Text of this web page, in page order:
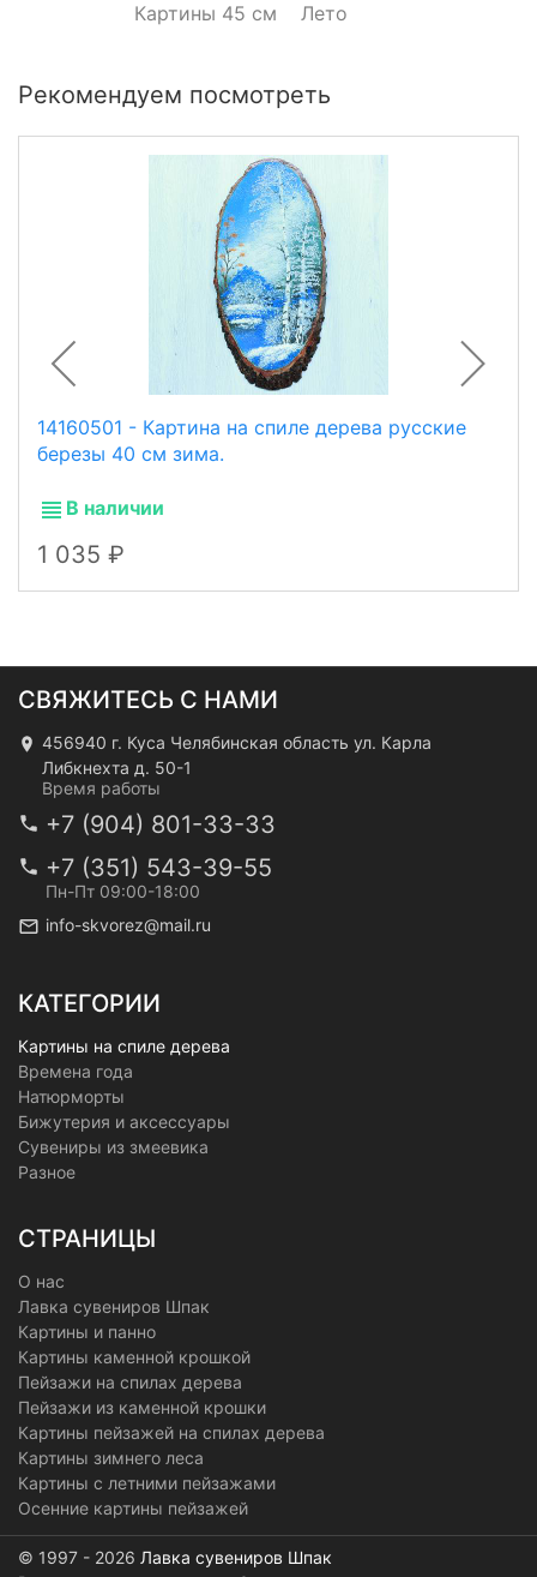
Картины 45 см
Лето
Рекомендуем посмотреть
14160501 - Картина на спиле дерева русские
березы 40 см зима.
В наличии
1 035
СВЯЖИТЕСЬ С НАМИ
456940 г. Куса Челябинская область ул. Карла
Либкнехта д. 50-1
Время работы
+7 (904) 801-33-33
+7 (351) 543-39-55
Пн-Пт 09:00-18:00
info-skvorez@mail.ru
КАТЕГОРИИ
Картины на спиле дерева
Времена года
Натюрморты
Бижутерия и аксессуары
Сувениры из змеевика
Разное
СТРАНИЦЫ
О нас
Лавка сувениров Шпак
Картины и панно
Картины каменной крошкой
Пейзажи на спилах дерева
Пейзажи из каменной крошки
Картины пейзажей на спилах дерева
Картины зимнего леса
Картины с летними пейзажами
Осенние картины пейзажей
© 1997 - 2026 Лавка сувениров Шпак